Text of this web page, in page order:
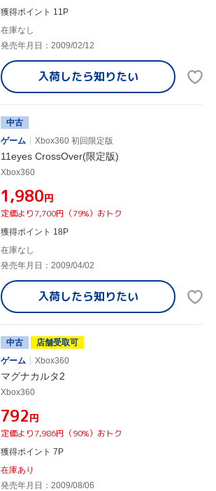
獲得ポイント 11P
在庫なし
発売年月日：2009/02/12
入荷したら知りたい
中古
ゲーム
Xbox360 初回限定版
11eyes CrossOver(限定版)
Xbox360
¥1,980円
定価より7,700円（79%）おトク
獲得ポイント 18P
在庫なし
発売年月日：2009/04/02
入荷したら知りたい
中古
店舗受取可
ゲーム
Xbox360
マグナカルタ2
Xbox360
¥792円
定価より7,986円（90%）おトク
獲得ポイント 7P
在庫あり
発売年月日：2009/08/06